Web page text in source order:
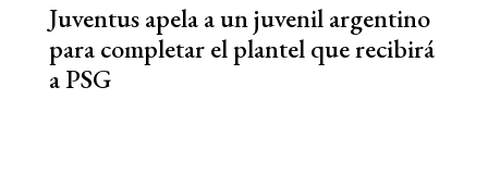
Juventus apela a un juvenil argentino
para completar el plantel que recibirá
a PSG